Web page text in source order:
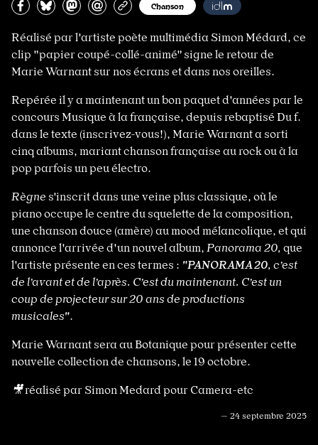
Partagez sur Facebook
Partager sur Bluesky
Partager sur Mastodon
Partagez par e-mail
Copiez l’url
Chanson
Réalisé par l'artiste poète multimédia Simon Médard, ce
clip "papier coupé-collé-animé" signe le retour de
Marie Warnant sur nos écrans et dans nos oreilles.
Repérée il y a maintenant un bon paquet d'années par le
concours Musique à la française, depuis rebaptisé Du f.
dans le texte (inscrivez-vous!), Marie Warnant a sorti
cinq albums, mariant chanson française au rock ou à la
pop parfois un peu électro.
Règne s'inscrit dans une veine plus classique, où le
piano occupe le centre du squelette de la composition,
une chanson douce (amère) au mood mélancolique, et qui
annonce l'arrivée d'un nouvel album, Panorama 20, que
l'artiste présente en ces termes : "PANORAMA 20, c’est
de l’avant et de l’après. C’est du maintenant. C’est un
coup de projecteur sur 20 ans de productions
musicales".
Marie Warnant sera au Botanique pour présenter cette
nouvelle collection de chansons, le 19 octobre.
🎥réalisé par Simon Medard pour Camera-etc
— 24 septembre 2025